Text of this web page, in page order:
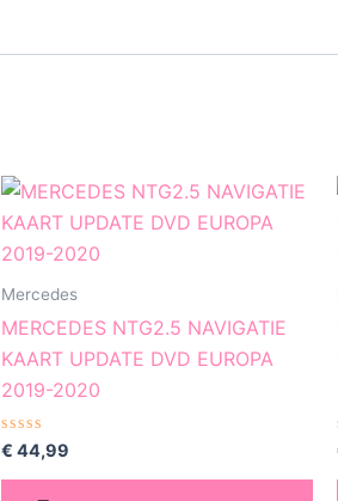
Mercedes
MERCEDES NTG2.5 NAVIGATIE
KAART UPDATE DVD EUROPA
2019-2020
Gewaardeerd
uit
€ 44,99